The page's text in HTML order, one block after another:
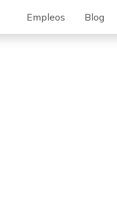
Empleos Blog